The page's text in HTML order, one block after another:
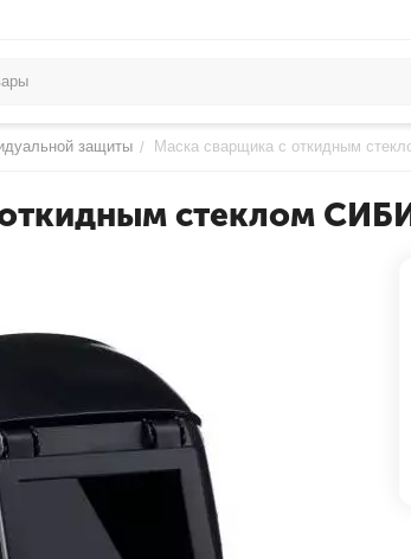
защиты / Маска сварщика с откидным
стеклом